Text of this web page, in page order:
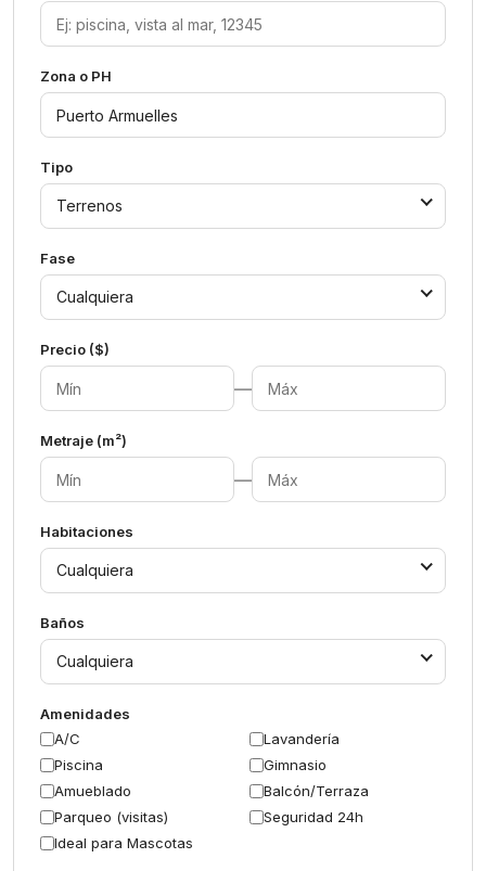
Zona o PH
Tipo
Terrenos
Fase
Cualquiera
Precio ($)
—
Metraje (m²)
—
Habitaciones
Cualquiera
Baños
Cualquiera
Amenidades
A/C
Lavandería
Piscina
Gimnasio
Amueblado
Balcón/Terraza
Parqueo (visitas)
Seguridad 24h
Ideal para Mascotas